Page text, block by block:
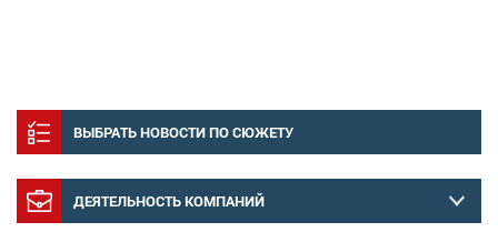
ВЫБРАТЬ НОВОСТИ ПО СЮЖЕТУ
ДЕЯТЕЛЬНОСТЬ КОМПАНИЙ